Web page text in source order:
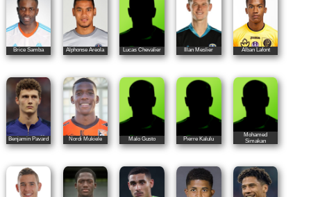
Brice Samba Alphonse Areola Lucas Chevalier Illan Meslier Alban Lafont
Benjamin Pavard Nordi Mukiele Malo Gusto Pierre Kalulu
Mohamed
Simakan